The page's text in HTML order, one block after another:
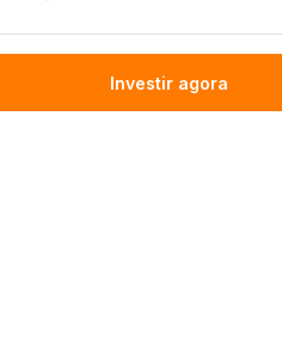
Investir agora